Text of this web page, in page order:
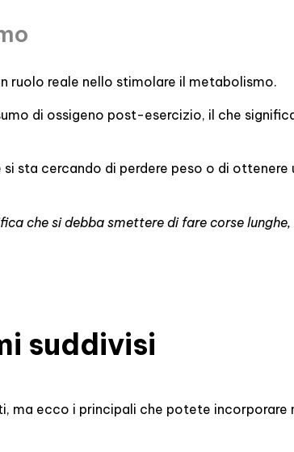
ruolo reale nello stimolare il metabolismo.
di ossigeno post-esercizio, il che
sta cercando di perdere peso o di ottenere
che si debba smettere di fare corse
suddivisi
ma ecco i principali che potete incorporare